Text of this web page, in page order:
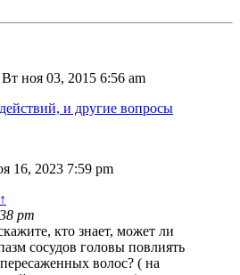
Вт ноя 03, 2015 6:56 am
и другие вопросы
16, 2023 7:59 pm
↑
pm
кто знает, может ли
сосудов головы повлиять
волос? ( на